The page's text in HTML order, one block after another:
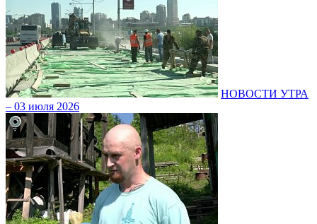
НОВОСТИ УТРА
– 03 июля 2026